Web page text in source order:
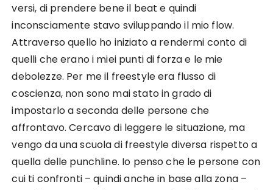
versi, di prendere bene il beat e quindi
inconsciamente stavo sviluppando il mio flow.
Attraverso quello ho iniziato a rendermi conto di
quelli che erano i miei punti di forza e le mie
debolezze. Per me il freestyle era flusso di
coscienza, non sono mai stato in grado di
impostarlo a seconda delle persone che
affrontavo. Cercavo di leggere le situazione, ma
vengo da una scuola di freestyle diversa rispetto a
quella delle punchline. Io penso che le persone con
cui ti confronti – quindi anche in base alla zona –